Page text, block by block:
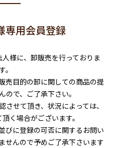
専用会員登録
様に、卸販売を行っておりま
。
売目的の卸に関しての商品の提
ので、ご了承下さい。
せて頂き、状況によっては、
く場合がございます。
びに登録の可否に関するお問い
せんので予めご了承下さいます